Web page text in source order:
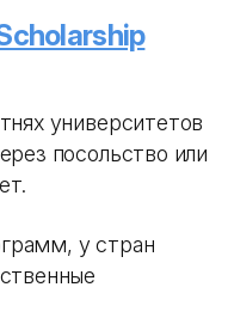
университетов
посольство или
у стран